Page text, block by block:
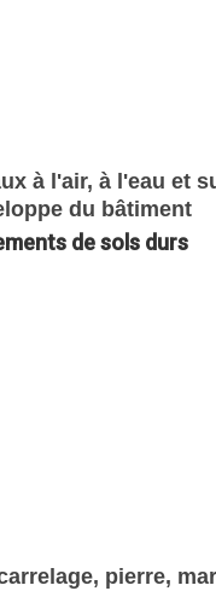
à l'air, à l'eau et
du bâtiment
de sols durs
pierre,